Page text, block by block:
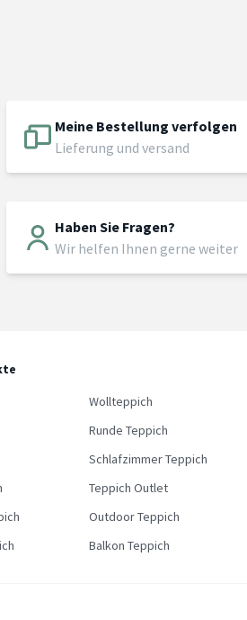
Meine Bestellung verfolgen
Lieferung und versand
Haben Sie Fragen?
Wir helfen Ihnen gerne weiter
Wollteppich
Runde Teppich
Schlafzimmer Teppich
Teppich Outlet
Outdoor Teppich
Balkon Teppich
5%
erfahre als
und